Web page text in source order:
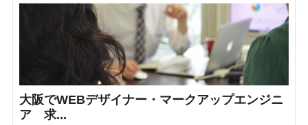
大阪でWEBデザイナー・マークアップエンジニ
ア 求...